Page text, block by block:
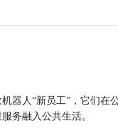
器人“新员工”，它们
务融入公共生活。